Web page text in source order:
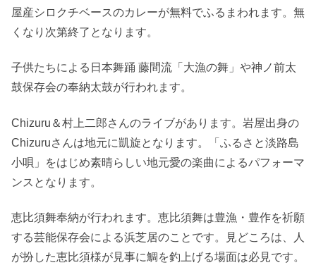
屋産シロクチベースのカレーが無料でふるまわれます。無
くなり次第終了となります。
子供たちによる日本舞踊 藤間流「大漁の舞」や神ノ前太
鼓保存会の奉納太鼓が行われます。
Chizuru＆村上二郎さんのライブがあります。岩屋出身の
Chizuruさんは地元に凱旋となります。「ふるさと淡路島
小唄」をはじめ素晴らしい地元愛の楽曲によるパフォーマ
ンスとなります。
恵比須舞奉納が行われます。恵比須舞は豊漁・豊作を祈願
する芸能保存会による浜芝居のことです。見どころは、人
が扮した恵比須様が見事に鯛を釣上げる場面は必見です。